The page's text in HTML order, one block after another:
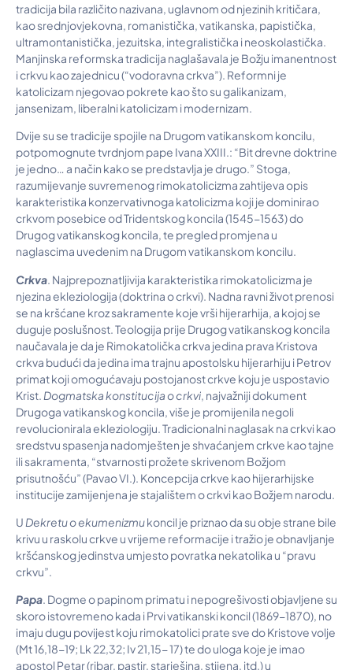
tradicija bila različito nazivana, uglavnom od njezinih kritičara,
kao srednjovjekovna, romanistička, vatikanska, papistička,
ultramontanistička, jezuitska, integralistička i neoskolastička.
Manjinska reformska tradicija naglašavala je Božju imanentnost
i crkvu kao zajednicu (“vodoravna crkva”). Reformni je
katolicizam njegovao pokrete kao što su galikanizam,
jansenizam, liberalni katolicizam i modernizam.
Dvije su se tradicije spojile na Drugom vatikanskom koncilu,
potpomognute tvrdnjom pape Ivana XXIII.: “Bit drevne doktrine
je jedno… a način kako se predstavlja je drugo.” Stoga,
razumijevanje suvremenog rimokatolicizma zahtijeva opis
karakteristika konzervativnoga katolicizma koji je dominirao
crkvom posebice od Tridentskog koncila (1545-1563) do
Drugog vatikanskog koncila, te pregled promjena u
naglascima uvedenim na Drugom vatikanskom koncilu.
Crkva . Najprepoznatljivija karakteristika rimokatolicizma je
njezina ekleziologija (doktrina o crkvi). Nadna ravni život prenosi
se na kršćane kroz sakramente koje vrši hijerarhija, a kojoj se
duguje poslušnost. Teologija prije Drugog vatikanskog koncila
naučavala je da je Rimokatolička crkva jedina prava Kristova
crkva budući da jedina ima trajnu apostolsku hijerarhiju i Petrov
primat koji omogućavaju postojanost crkve koju je uspostavio
Krist. Dogmatska konstitucija o crkvi , najvažniji dokument
Drugoga vatikanskog koncila, više je promijenila negoli
revolucionirala ekleziologiju. Tradicionalni naglasak na crkvi kao
sredstvu spasenja nadomješten je shvaćanjem crkve kao tajne
ili sakramenta, “stvarnosti prožete skrivenom Božjom
prisutnošću” (Pavao VI.). Koncepcija crkve kao hijerarhijske
institucije zamijenjena je stajalištem o crkvi kao Božjem narodu.
U Dekretu o ekumenizmukoncil je priznao da su obje strane bile
krivu u raskolu crkve u vrijeme reformacije i tražio je obnavljanje
kršćanskog jedinstva umjesto povratka nekatolika u “pravu
crkvu”.
Papa. Dogme o papinom primatu i nepogrešivosti objavljene su
skoro istovremeno kada i Prvi vatikanski koncil (1869-1870), no
imaju dugu povijest koju rimokatolici prate sve do Kristove volje
(Mt 16,18-19; Lk 22,32; Iv 21,15- 17) te do uloga koje je imao
apostol Petar (ribar, pastir, starješina, stijena, itd.) u